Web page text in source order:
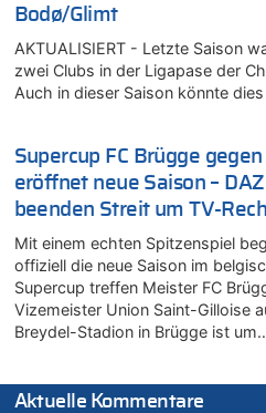
Bodø/Glimt
AKTUALISIERT - Letzte Saison
zwei Clubs in der Ligapase der
Auch in dieser Saison könnte
Supercup FC Brügge
eröffnet neue Saison –
beenden Streit um TV-
Mit einem echten Spitzenspiel
offiziell die neue Saison im
Supercup treffen Meister FC
Vizemeister Union Saint-Gilloise
Breydel-Stadion in Brügge ist
Aktuelle Kommentare